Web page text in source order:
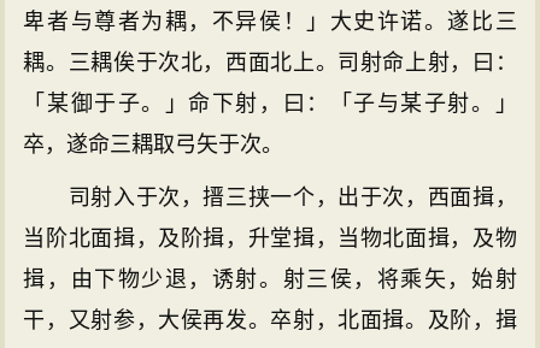
卑者与尊者为耦，不异侯！」大史许诺。遂比三
耦。三耦俟于次北，西面北上。司射命上射，曰：
「某御于子。」命下射，曰：「子与某子射。」
卒，遂命三耦取弓矢于次。
司射入于次，搢三挟一个，出于次，西面揖，
当阶北面揖，及阶揖，升堂揖，当物北面揖，及物
揖，由下物少退，诱射。射三侯，将乘矢，始射
干，又射参，大侯再发。卒射，北面揖。及阶，揖